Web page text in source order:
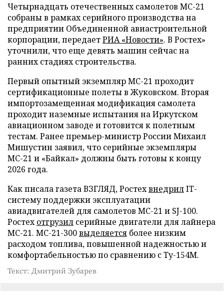
Четырнадцать отечественных самолетов МС-21
собраны в рамках серийного производства на
предприятии Объединенной авиастроительной
корпорации, передаетРИА «Новости». В Ростех»
уточнили, что еще девять машин сейчас на
ранних стадиях строительства.
Первый опытный экземпляр МС-21 проходит
сертификационные полеты в Жуковском. Вторая
импортозамещенная модификация самолета
проходит наземные испытания на Иркутском
авиационном заводе и готовится к полетным
тестам. Ранее премьер-министр России Михаил
Мишустин заявил, что серийные экземпляры
МС-21 и «Байкал» должны быть готовы к концу
2026 года.
Как писала газета ВЗГЛЯД, РостехвнедрилIT-
систему поддержки эксплуатации
авиадвигателей для самолетов МС-21 и SJ-100.
Ростехотгрузил серийные двигатели для лайнера
МС-21. МС-21-300выделяется более низким
расходом топлива, повышенной надежностью и
комфортабельностью по сравнению с Ту-154М.
Текст: Дмитрий Зубарев